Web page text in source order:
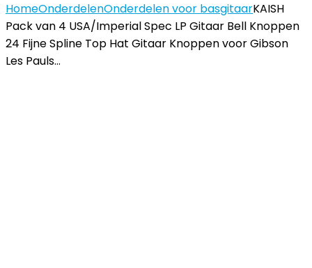
HomeOnderdelenOnderdelen voor basgitaarKAISH
Pack van 4 USA/Imperial Spec LP Gitaar Bell Knoppen
24 Fijne Spline Top Hat Gitaar Knoppen voor Gibson
Les Pauls…